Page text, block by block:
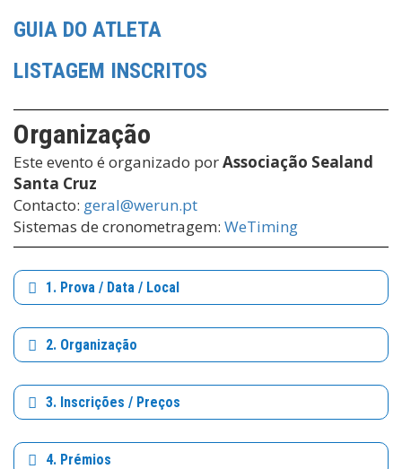
GUIA DO ATLETA
LISTAGEM INSCRITOS
Organização
Este evento é organizado porAssociação Sealand
Santa Cruz
Contacto: geral@werun.pt
Sistemas de cronometragem: WeTiming
1. Prova / Data / Local
2. Organização
3. Inscrições / Preços
4. Prémios